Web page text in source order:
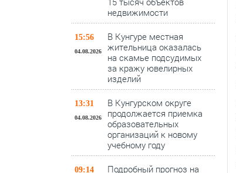
недвижимости
15:56
04.08.2026
В Кунгуре местная
жительница оказалась
на скамье подсудимых
за кражу ювелирных
изделий
13:31
04.08.2026
В Кунгурском округе
продолжается приемка
образовательных
организаций к новому
учебному году
09:14
Подробный прогноз на